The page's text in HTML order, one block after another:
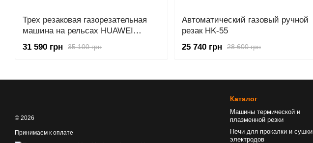
Трех резаковая газорезательная
машина на рельсах HUAWEI
GCD3-100 для прямой резки
металла толщиной 6-50 мм
35 100 грн
31 590 грн
Автоматический газовый ручной
резак HK-55
28 600 грн
25 740 грн
© 2026
Принимаем к оплате
Каталог
Машины термической и
плазменной резки
Печи для прокалки и сушки
электродов